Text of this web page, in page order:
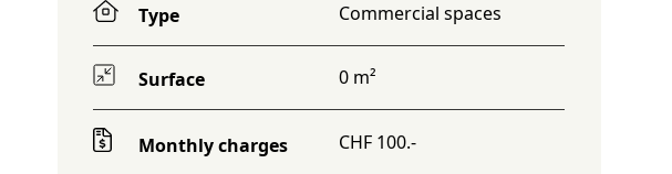
Type Commercial spaces
Surface 0 m²
Monthly charges CHF 100.-